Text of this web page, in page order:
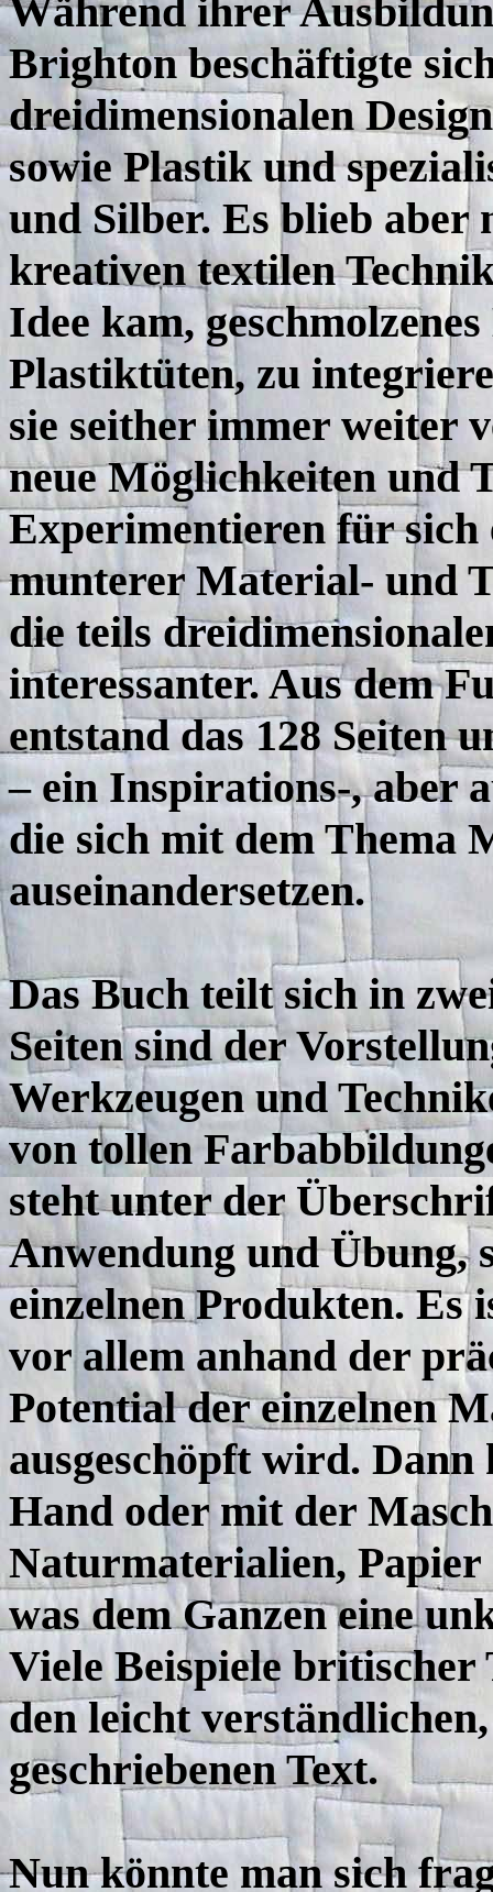
Während ihrer
Brighton beschäftigte
dreidimensionalen
sowie Plastik und
und Silber. Es blieb aber
kreativen textilen
Idee kam,
Plastiktüten, zu
sie seither immer weiter
neue Möglichkeiten und
Experimentieren für sich
munterer Material- und
die teils
interessanter. Aus dem
entstand das 128 Seiten
– ein Inspirations-, aber
die sich mit dem Thema
auseinandersetzen.
Das Buch teilt sich in
Seiten sind der
Werkzeugen und
von tollen
steht unter der
Anwendung und Übung,
einzelnen Produkten. Es
vor allem anhand der
Potential der einzelnen
ausgeschöpft wird. Dann
Hand oder mit der
Naturmaterialien,
was dem Ganzen eine
Viele Beispiele
den leicht
geschriebenen Text.
Nun könnte man sich